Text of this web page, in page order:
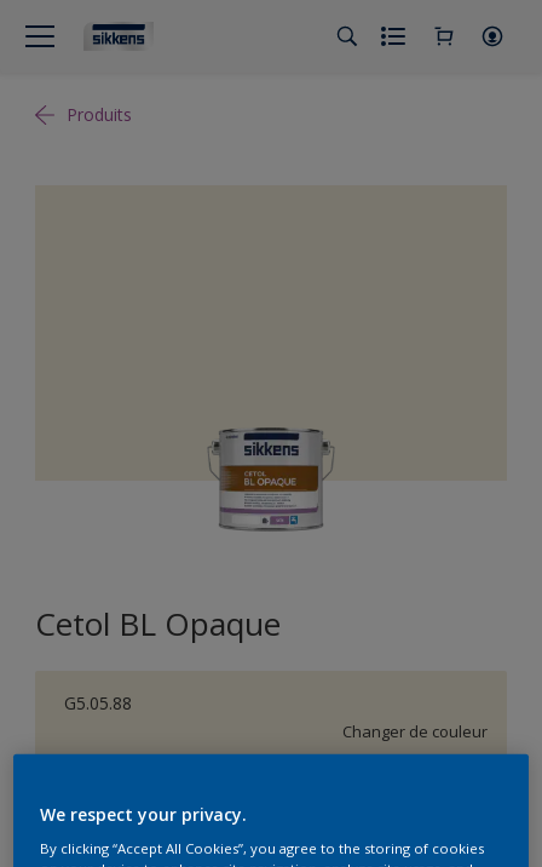
Produits
Cetol BL Opaque
G5.05.88
Changer de couleur
We respect your privacy.
By clicking “Accept All Cookies”, you agree to the storing of cookies